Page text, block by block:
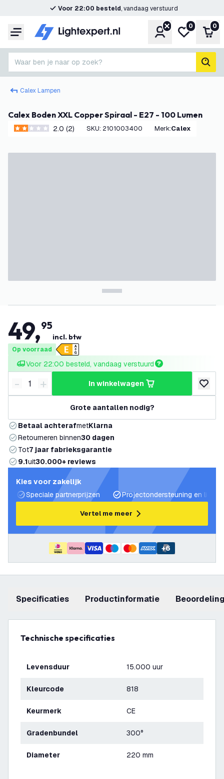
Voor 22:00 besteld, vandaag verstuurd
Menu Account
Mijn
0 0
Waar ben je naar op zoek?
Calex Lampen
Calex Boden XXL Copper Spiraal - E27 - 100 Lumen
2 score sterren2.0 (2) SKU: 2101003400 Merk: Calex
49,95
incl. btw
Op voorraad
Voor 22:00 besteld, vandaag verstuurd
Verminder hoeveelheid
- Verhoog hoeveelheid
+ in winkelwagen
Grote aantallen nodig?
Betaal achterafmetKlarna
Retourneren binnen30 dagen
Tot7 jaar fabrieksgarantie
9.1uit30.000+ reviews
Kies voor zakelijk
Speciale partnerprijzen
Projectondersteuning en
Vertel me meer
+6
Specificaties productinformatie
Technische specificaties
Levensduur 15.000 uur
Kleurcode 818
Keurmerk CE
Gradenbundel 300°
Diameter 220 mm